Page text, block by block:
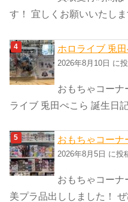
す！ 宜しくお願いいたし
ホロライブ 兎
2026年8月10日 に
おもちゃコーナ
ライブ 兎田ぺこら 誕生日記
おもちゃコーナ
2026年8月5日 に投
おもちゃコーナ
美プラ品出ししました！ ぜ